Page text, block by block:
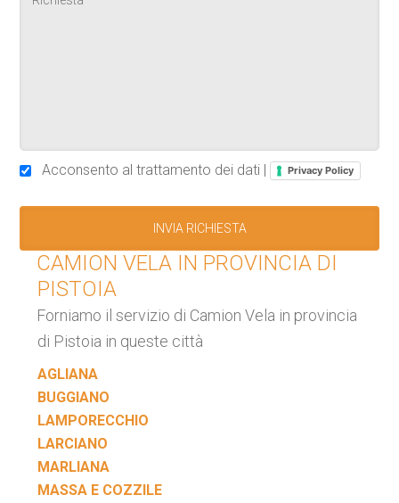
Acconsento al trattamento dei dati | Privacy Policy
CAMION VELA IN PROVINCIA DI
PISTOIA
Forniamo il servizio di Camion Vela in provincia
di Pistoia in queste città
AGLIANA
BUGGIANO
LAMPORECCHIO
LARCIANO
MARLIANA
MASSA E COZZILE